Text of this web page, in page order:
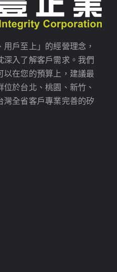
戶至上」的經營理念，
入了解客戶需求。我們
以在您的預算上，建議最
於台北、桃園、新竹、
灣全省客戶專業完善的矽